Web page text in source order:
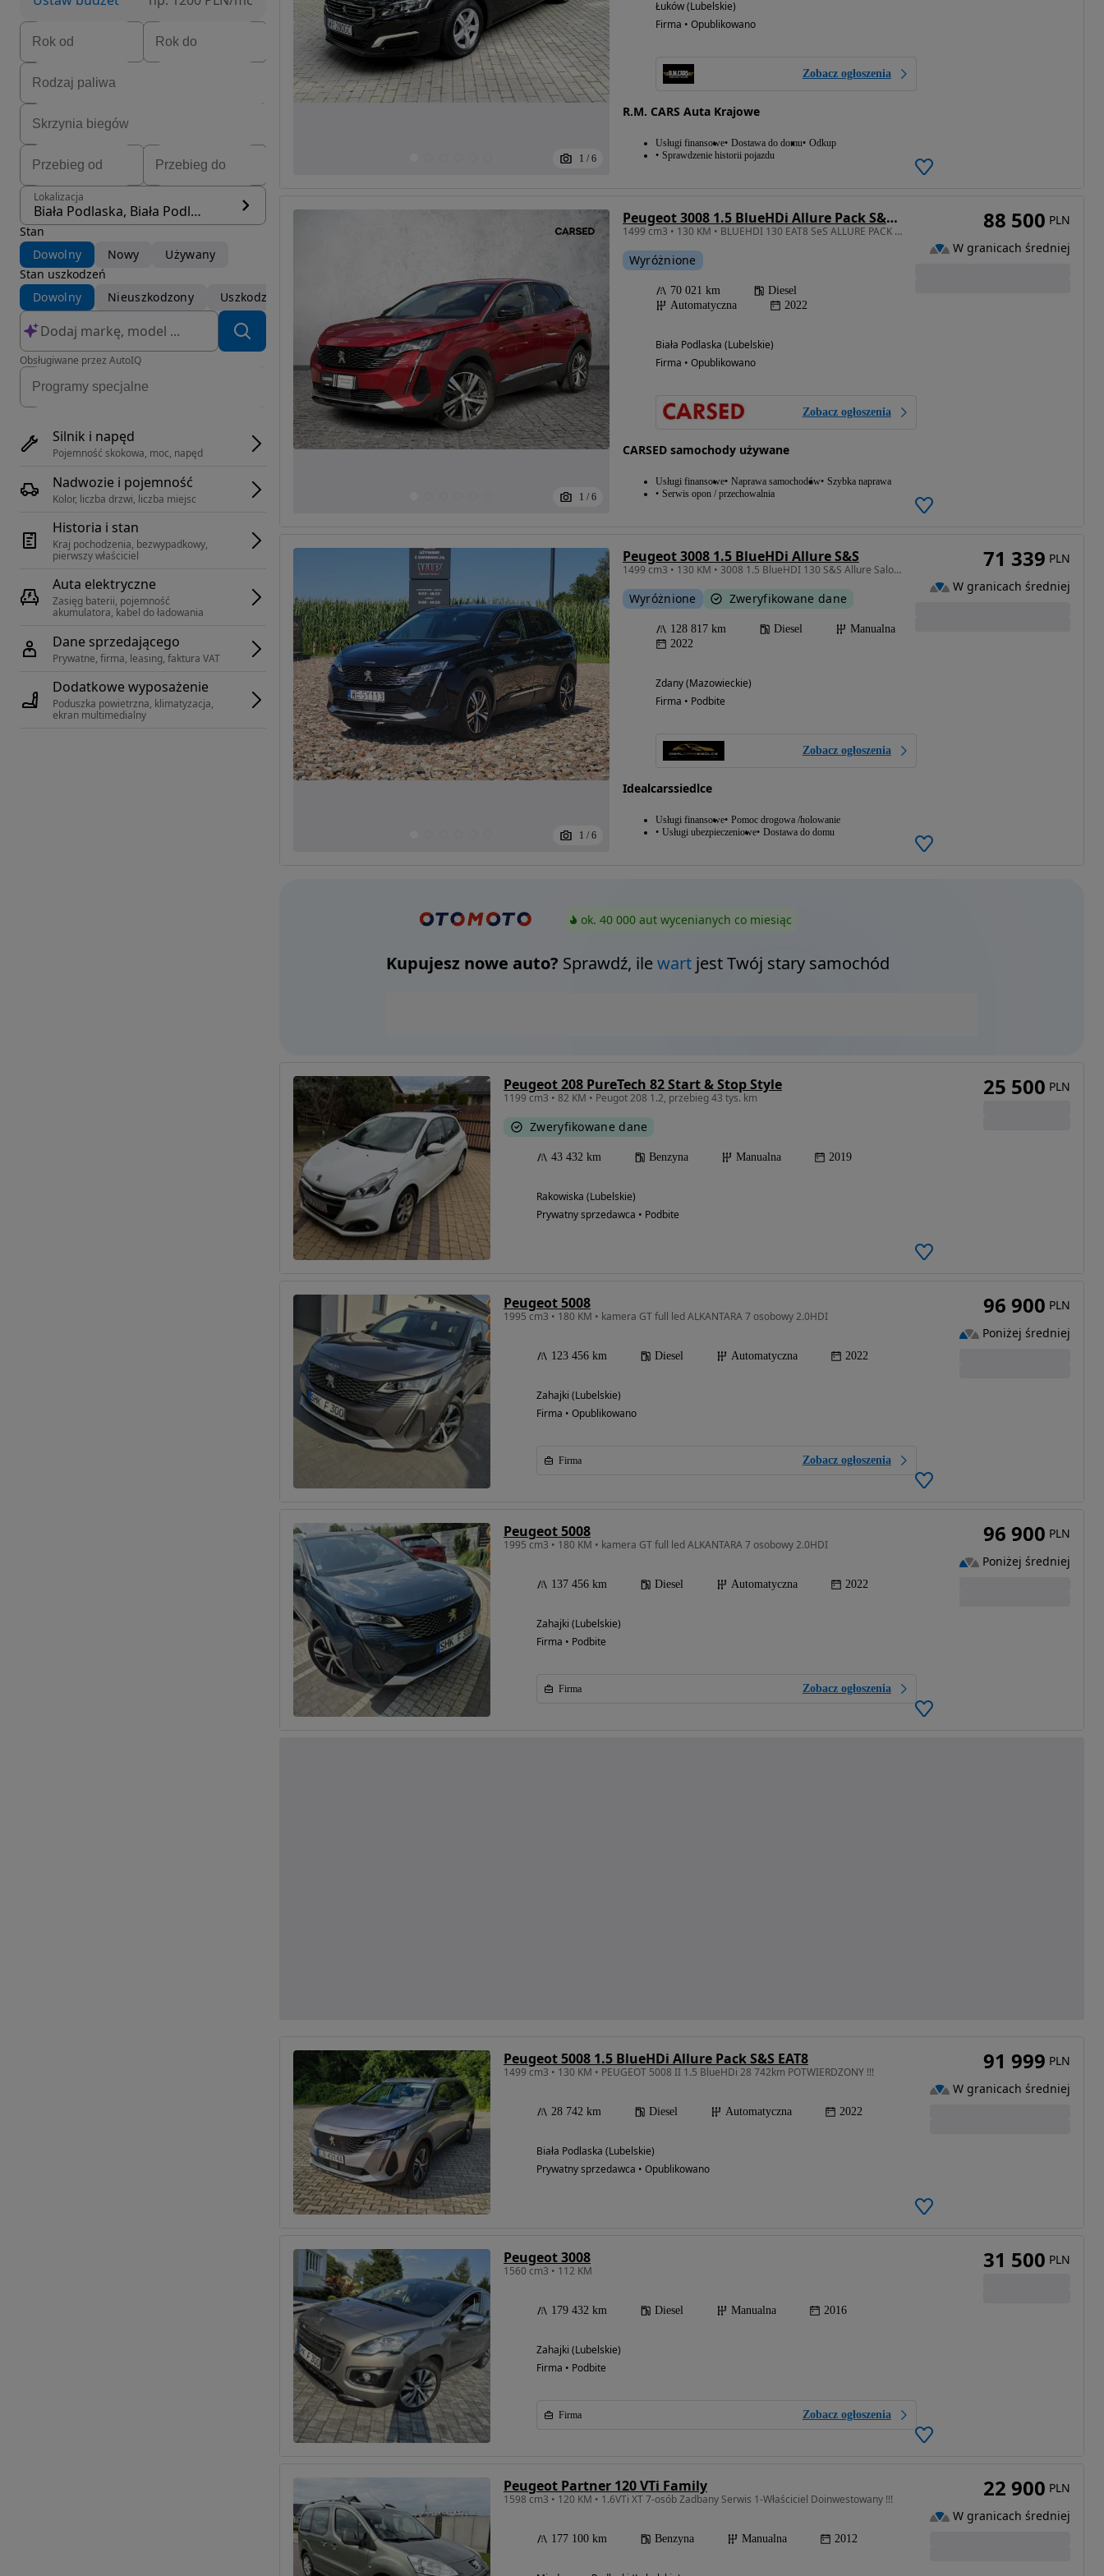
Lokalizacja
Biała Podlaska, Biała Podlaska
Stan
Dowolny
Nowy
Używany
Stan uszkodzeń
Dowolny
Nieuszkodzony Uszkodzony
Obsługiwane przez AutoIQ
Silnik i napęd
Pojemność skokowa, moc, napęd
Nadwozie i pojemność
Kolor, liczba drzwi, liczba miejsc
Historia i stan
Kraj pochodzenia, bezwypadkowy,
pierwszy właściciel
Auta elektryczne
Zasięg baterii, pojemność
akumulatora, kabel do ładowania
Dane sprzedającego
Prywatne, firma, leasing, faktura VAT
Dodatkowe wyposażenie
Poduszka powietrzna, klimatyzacja,
ekran multimedialny
1 / 6
Łuków (Lubelskie)
Firma • Opublikowano
Zobacz ogłoszenia
R.M. CARS Auta Krajowe
Usługi finansowe Dostawa do domu Odkup
Sprawdzenie historii pojazdu
1 / 6
Peugeot 3008 1.5 BlueHDi Allure Pack S&S EAT8
1499 cm3 • 130 KM • BLUEHDI 130 EAT8 SeS ALLURE PACK / Fvat23% / ASO
Wyróżnione
70 021 km
Diesel
Automatyczna
2022
Biała Podlaska (Lubelskie)
Firma • Opublikowano
Zobacz ogłoszenia
CARSED samochody używane
Usługi finansowe Naprawa samochodów Szybka naprawa
Serwis opon / przechowalnia
88 500 PLN
W granicach średniej
1 / 6
Peugeot 3008 1.5 BlueHDi Allure S&S
1499 cm3 • 130 KM • 3008 1.5 BlueHDI 130 S&S Allure Salon PL I wł (gwarancja 3 m-czna)
Wyróżnione Zweryfikowane dane
128 817 km Diesel
Manualna
2022
Zdany (Mazowieckie)
Firma • Podbite
Zobacz ogłoszenia
Idealcarssiedlce
Usługi finansowe Pomoc drogowa /holowanie
Usługi ubezpieczeniowe Dostawa do domu
71 339 PLN
W granicach średniej
ok. 40 000 aut wycenianych co miesiąc
Kupujesz nowe auto? Sprawdź, ilewartjest Twój stary samochód
Peugeot 208 PureTech 82 Start & Stop Style
1199 cm3 • 82 KM • Peugot 208 1.2, przebieg 43 tys. km
Zweryfikowane dane
43 432 km Benzyna Manualna 2019
Rakowiska (Lubelskie)
Prywatny sprzedawca • Podbite
25 500 PLN
Peugeot 5008
1995 cm3 • 180 KM • kamera GT full led ALKANTARA 7 osobowy 2.0HDI
123 456 km Diesel Automatyczna 2022
Zahajki (Lubelskie)
Firma • Opublikowano
Firma Zobacz ogłoszenia
96 900 PLN
Poniżej średniej
Peugeot 5008
1995 cm3 • 180 KM • kamera GT full led ALKANTARA 7 osobowy 2.0HDI
137 456 km Diesel Automatyczna 2022
Zahajki (Lubelskie)
Firma • Podbite
Firma Zobacz ogłoszenia
96 900 PLN
Poniżej średniej
Peugeot 5008 1.5 BlueHDi Allure Pack S&S EAT8
1499 cm3 • 130 KM • PEUGEOT 5008 II 1.5 BlueHDi 28 742km POTWIERDZONY !!!
28 742 km Diesel Automatyczna 2022
Biała Podlaska (Lubelskie)
Prywatny sprzedawca • Opublikowano
91 999 PLN
W granicach średniej
Peugeot 3008
1560 cm3 • 112 KM
179 432 km Diesel Manualna 2016
Zahajki (Lubelskie)
Firma • Podbite
Firma Zobacz ogłoszenia
31 500 PLN
Peugeot Partner 120 VTi Family
1598 cm3 • 120 KM • 1.6VTi XT 7-osób Zadbany Serwis 1-Właściciel Doinwestowany !!!
177 100 km Benzyna Manualna 2012
22 900 PLN
W granicach średniej